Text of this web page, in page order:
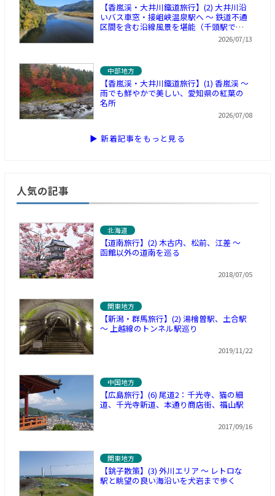
【香嵐渓・大井川鐵道旅行】(2) 大井川沿
いバス車窓・接岨峡温泉駅へ ～ 鉄道不通
区間を含む沿線風景を堪能（千頭駅で休
2026/07/13
中部地方
【香嵐渓・大井川鐵道旅行】(1) 香嵐渓 ～
雨でも鮮やかで美しい、愛知県の紅葉の
名所
2026/07/08
▶ 新着記事をもっと見る
人気の記事
北海道
【道南旅行】(2) 木古内、松前、江差 ～
函館以外の道南を巡る
2018/07/05
関東地方
【新潟・群馬旅行】(2) 湯檜曽駅、土合駅
～ 上越線のトンネル駅巡り
2019/11/22
中国地方
【広島旅行】(6) 尾道2：千光寺、猫の細
道、千光寺新道、本通り商店街、福山駅
2017/09/16
関東地方
【銚子散策】(3) 外川エリア ～ レトロな
駅と眺望の良い海沿いを犬岩まで歩く